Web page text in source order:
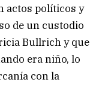
actos políticos y
de un custodio
Bullrich y que
era niño, lo
con la